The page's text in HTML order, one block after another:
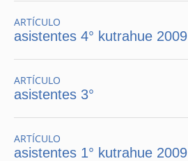
ARTÍCULO
asistentes 4° kutrahue 2009
ARTÍCULO
asistentes 3°
ARTÍCULO
asistentes 1° kutrahue 2009